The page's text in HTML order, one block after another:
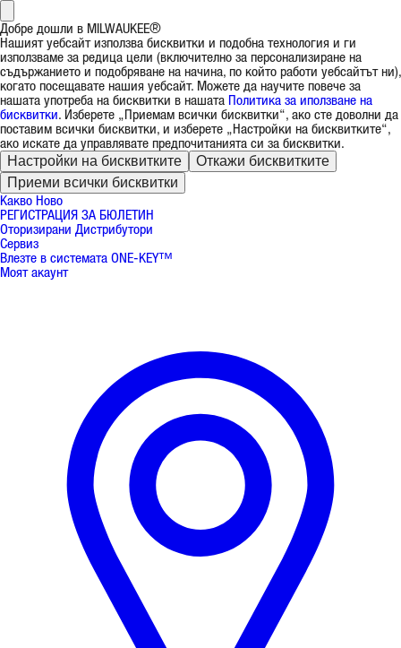
Добре дошли в MILWAUKEE®
Нашият уебсайт използва бисквитки и подобна технология и ги
използваме за редица цели (включително за персонализиране на
съдържанието и подобряване на начина, по който работи уебсайтът ни),
когато посещавате нашия уебсайт. Можете да научите повече за
нашата употреба на бисквитки в нашата Политика за иползване на
бисквитки. Изберете „Приемам всички бисквитки“, ако сте доволни да
поставим всички бисквитки, и изберете „Настройки на бисквитките“,
ако искате да управлявате предпочитанията си за бисквитки.
Настройки на бисквитките
Откажи бисквитките
Приеми всички бисквитки
Какво Ново
РЕГИСТРАЦИЯ ЗА БЮЛЕТИН
Оторизирани Дистрибутори
Сервиз
Влезте в системата ONE-KEY™
Моят акаунт